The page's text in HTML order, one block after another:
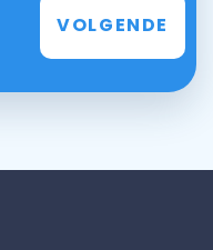
VOLGENDE